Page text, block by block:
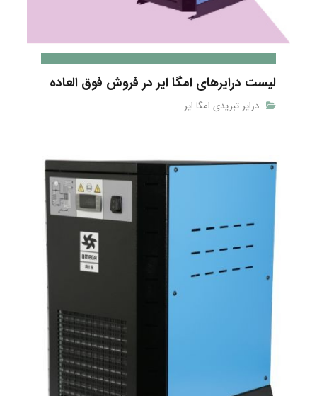
لیست درایرهای امگا ایر در فروش فوق العاده
درایر تبریدی امگا ایر